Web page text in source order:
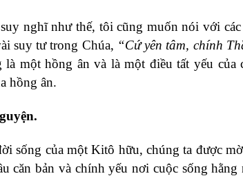
nghĩ như thế, tôi cũng muốn nói với
suy tư trong Chúa, “Cứ yên tâm, chính
là một hồng ân và là một điều tất yếu
hồng ân.
sống của một Kitô hữu, chúng ta được
căn bản và chính yếu nơi cuộc sống